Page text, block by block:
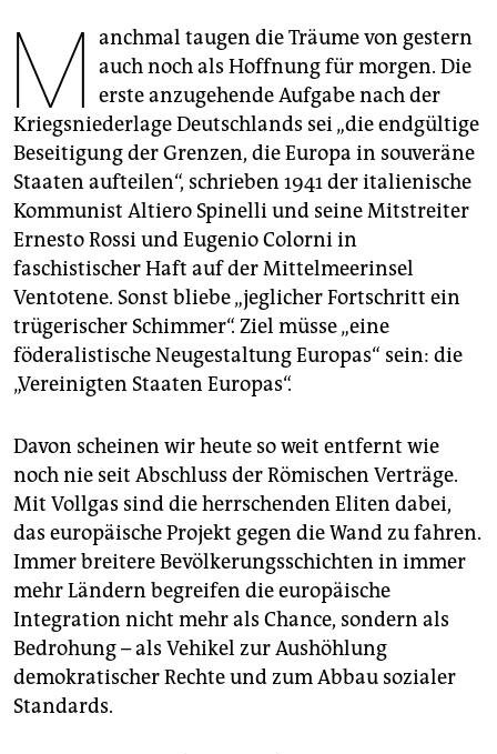
abo
genossenschaft
epaper login
M anchmal taugen die Träume von gestern
auch noch als Hoffnung für morgen. Die
erste anzugehende Aufgabe nach der
Kriegsniederlage Deutschlands sei „die endgültige
Beseitigung der Grenzen, die Europa in souveräne
Staaten aufteilen“, schrieben 1941 der italienische
Kommunist Altiero Spinelli und seine Mitstreiter
Ernesto Rossi und Eugenio Colorni in
faschistischer Haft auf der Mittelmeerinsel
Ventotene. Sonst bliebe „jeglicher Fortschritt ein
trügerischer Schimmer“. Ziel müsse „eine
föderalistische Neugestaltung Europas“ sein: die
„Vereinigten Staaten Europas“.
Davon scheinen wir heute so weit entfernt wie
noch nie seit Abschluss der Römischen Verträge.
Mit Vollgas sind die herrschenden Eliten dabei,
das europäische Projekt gegen die Wand zu fahren.
Immer breitere Bevölkerungsschichten in immer
mehr Ländern begreifen die europäische
Integration nicht mehr als Chance, sondern als
Bedrohung – als Vehikel zur Aushöhlung
demokratischer Rechte und zum Abbau sozialer
Standards.